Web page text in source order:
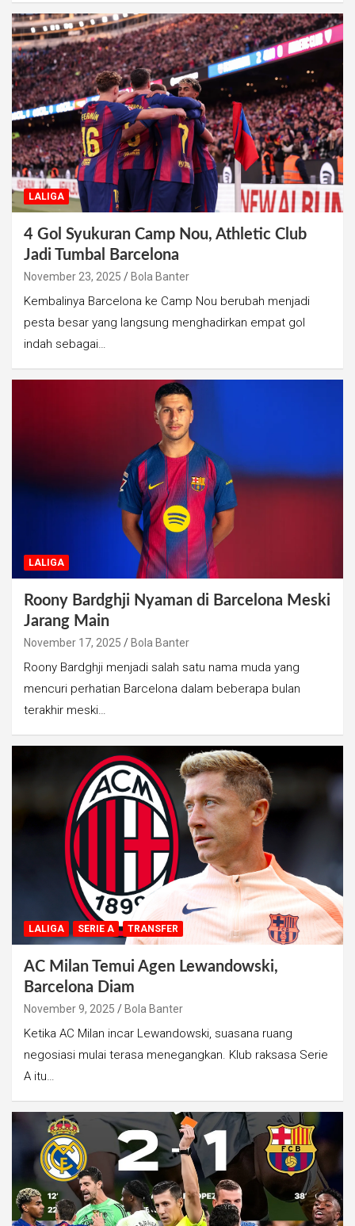
LALIGA
4 Gol Syukuran Camp Nou, Athletic Club
Jadi Tumbal Barcelona
November 23, 2025 Bola Banter
Kembalinya Barcelona ke Camp Nou berubah menjadi
pesta besar yang langsung menghadirkan empat gol
indah sebagai…
LALIGA
Roony Bardghji Nyaman di Barcelona Meski
Jarang Main
November 17, 2025 Bola Banter
Roony Bardghji menjadi salah satu nama muda yang
mencuri perhatian Barcelona dalam beberapa bulan
terakhir meski…
LALIGA SERIE A TRANSFER
AC Milan Temui Agen Lewandowski,
Barcelona Diam
November 9, 2025 Bola Banter
Ketika AC Milan incar Lewandowski, suasana ruang
negosiasi mulai terasa menegangkan. Klub raksasa Serie
A itu…